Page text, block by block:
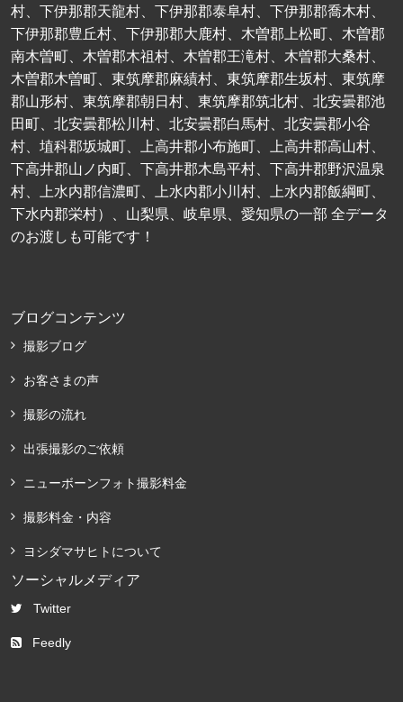
村、下伊那郡天龍村、下伊那郡泰阜村、下伊那郡喬木村、
下伊那郡豊丘村、下伊那郡大鹿村、木曽郡上松町、木曽郡
南木曽町、木曽郡木祖村、木曽郡王滝村、木曽郡大桑村、
木曽郡木曽町、東筑摩郡麻績村、東筑摩郡生坂村、東筑摩
郡山形村、東筑摩郡朝日村、東筑摩郡筑北村、北安曇郡池
田町、北安曇郡松川村、北安曇郡白馬村、北安曇郡小谷
村、埴科郡坂城町、上高井郡小布施町、上高井郡高山村、
下高井郡山ノ内町、下高井郡木島平村、下高井郡野沢温泉
村、上水内郡信濃町、上水内郡小川村、上水内郡飯綱町、
下水内郡栄村）、山梨県、岐阜県、愛知県の一部 全データ
のお渡しも可能です！
ブログコンテンツ
撮影ブログ
お客さまの声
撮影の流れ
出張撮影のご依頼
ニューボーンフォト撮影料金
撮影料金・内容
ヨシダマサヒトについて
ソーシャルメディア
Twitter
Feedly